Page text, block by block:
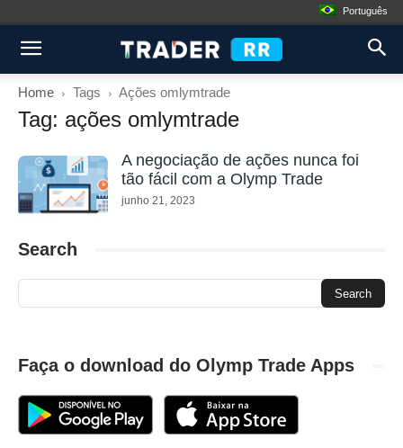
Português
Home Tags Ações omlymtrade
Tag: ações omlymtrade
A negociação de ações nunca foi
tão fácil com a Olymp Trade
junho 21, 2023
Search
Faça o download do Olymp Trade Apps